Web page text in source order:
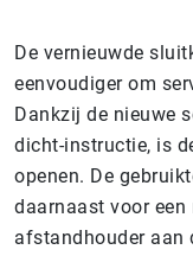
De vernieuwde
eenvoudiger om
Dankzij de nieuwe
dicht-instructie, is
openen. De
daarnaast voor
afstandhouder aan